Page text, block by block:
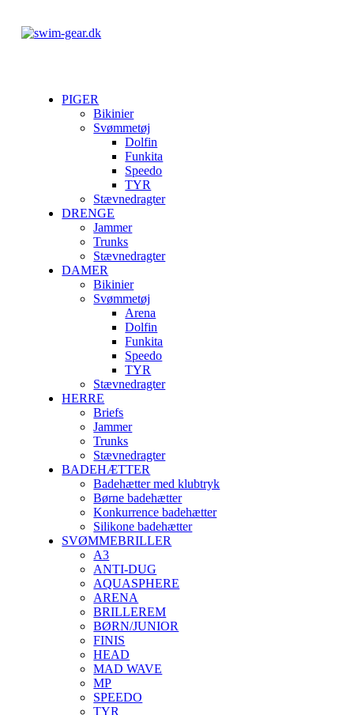
PIGER
Bikinier
Svømmetøj
Dolfin
Funkita
Speedo
TYR
Stævnedragter
DRENGE
Jammer
Trunks
Stævnedragter
DAMER
Bikinier
Svømmetøj
Arena
Dolfin
Funkita
Speedo
TYR
Stævnedragter
HERRE
Briefs
Jammer
Trunks
Stævnedragter
BADEHÆTTER
Badehætter med klubtryk
Børne badehætter
Konkurrence badehætter
Silikone badehætter
SVØMMEBRILLER
A3
ANTI-DUG
AQUASPHERE
ARENA
BRILLEREM
BØRN/JUNIOR
FINIS
HEAD
MAD WAVE
MP
SPEEDO
TYR